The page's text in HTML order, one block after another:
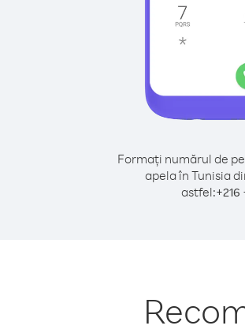
Formați numărul de
apela în Tunisia
astfel:+216